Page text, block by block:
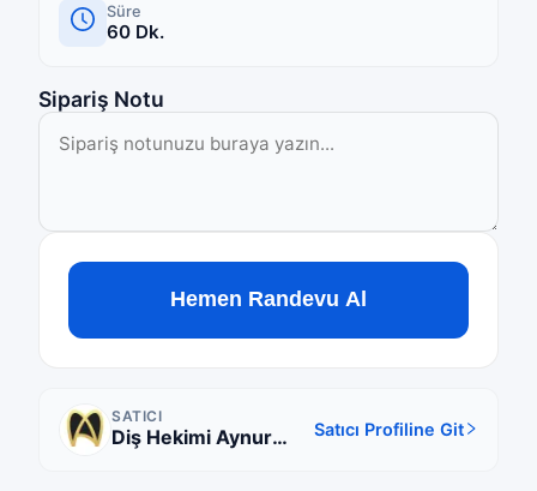
Süre
60 Dk.
Sipariş Notu
Hemen Randevu Al
SATICI
Diş Hekimi Aynur
Satıcı Profiline Git